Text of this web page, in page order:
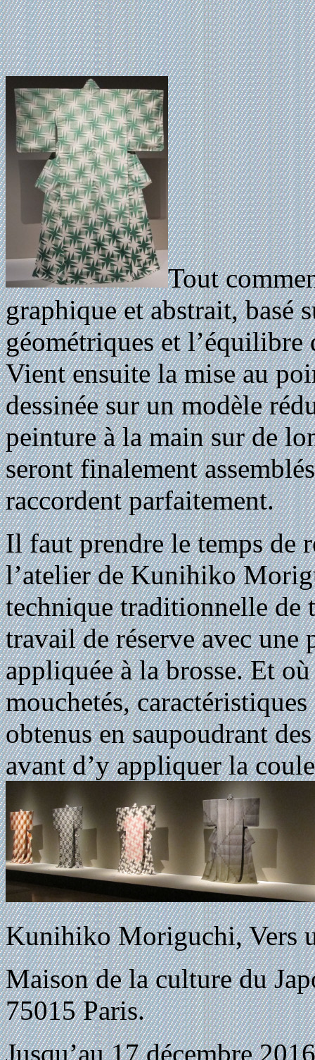
Tout
graphique et abstrait, basé
géométriques et l’équilibre
Vient ensuite la mise au
dessinée sur un modèle
peinture à la main sur de
seront finalement
raccordent parfaitement.
Il faut prendre le temps de
l’atelier de Kunihiko
technique traditionnelle de
travail de réserve avec une
appliquée à la brosse. Et
mouchetés,
obtenus en saupoudrant
avant d’y appliquer la
Kunihiko Moriguchi, Vers
Maison de la culture du
75015 Paris.
Jusqu’au 17 décembre